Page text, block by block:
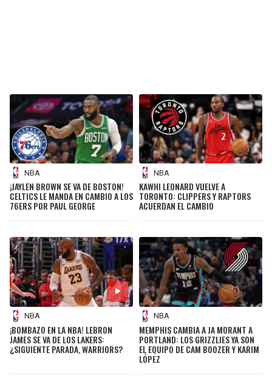
NBA
¡JAYLEN BROWN SE VA DE BOSTON!
CELTICS LE MANDA EN CAMBIO A LOS
76ERS POR PAUL GEORGE
NBA
KAWHI LEONARD VUELVE A
TORONTO: CLIPPERS Y RAPTORS
ACUERDAN EL CAMBIO
NBA
¡BOMBAZO EN LA NBA! LEBRON
JAMES SE VA DE LOS LAKERS:
¿SIGUIENTE PARADA, WARRIORS?
NBA
MEMPHIS CAMBIA A JA MORANT A
PORTLAND: LOS GRIZZLIES YA SON
EL EQUIPO DE CAM BOOZER Y KARIM
LÓPEZ